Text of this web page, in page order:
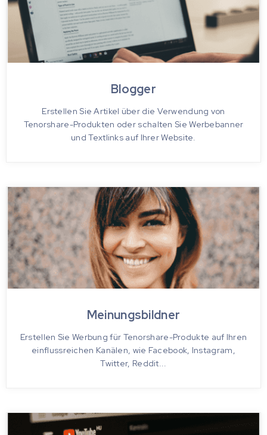
Blogger
Erstellen Sie Artikel über die Verwendung von
Tenorshare-Produkten oder schalten Sie Werbebanner
und Textlinks auf Ihrer Website.
Meinungsbildner
Erstellen Sie Werbung für Tenorshare-Produkte auf Ihren
einflussreichen Kanälen, wie Facebook, Instagram,
Twitter, Reddit...